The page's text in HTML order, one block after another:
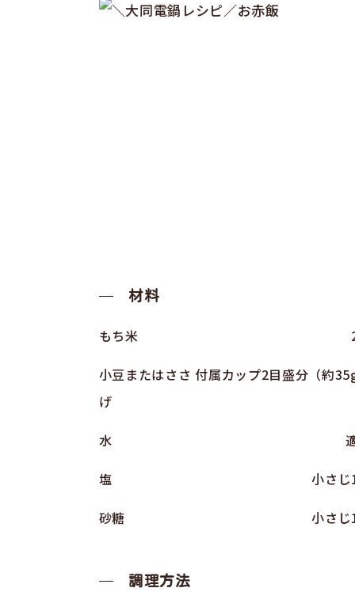
材料
もち米
小豆またはささ
げ
付属カップ2目盛分（約
水
塩 小さ
砂糖 小さ
調理方法